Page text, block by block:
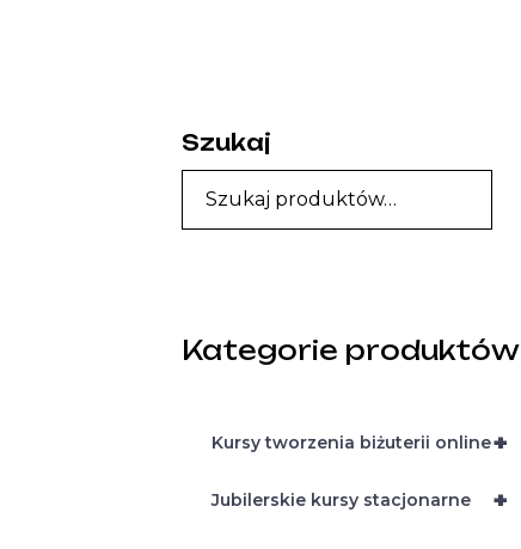
Szukaj
Kategorie produktów
+
Kursy tworzenia biżuterii online
+
Jubilerskie kursy stacjonarne